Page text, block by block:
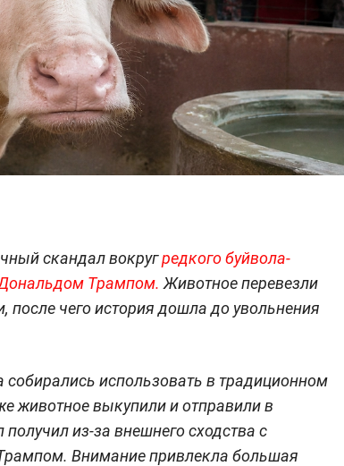
скандал вокругредкого буйвола-
Трампом. Животное перевезли
чего история дошла до увольнения
использовать в традиционном
животное выкупили и отправили в
из-за внешнего сходства с
Внимание привлекла большая